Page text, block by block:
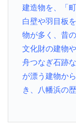
建造物を、「
白壁や羽目板
物が多く、昔
文化財の建物
舟つなぎ石跡
が漂う建物か
き、八幡浜の